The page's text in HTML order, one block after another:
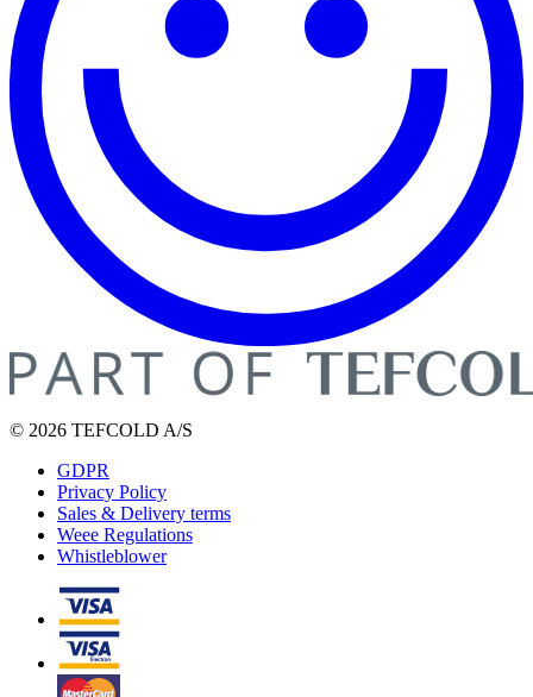
© 2026 TEFCOLD A/S
GDPR
Privacy Policy
Sales & Delivery terms
Weee Regulations
Whistleblower